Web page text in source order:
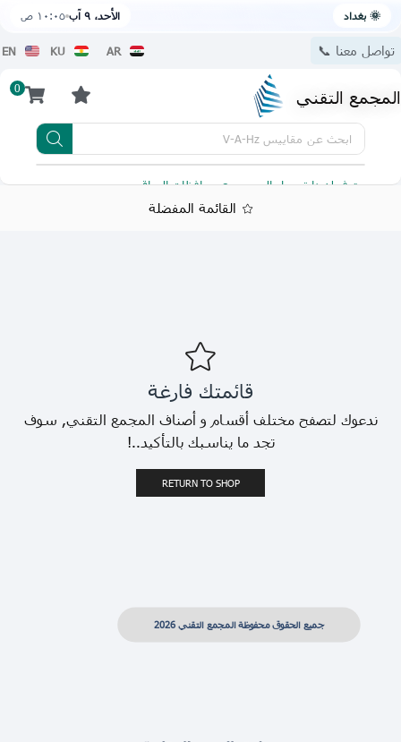
🌞 بغداد الأحد، ٩ آب ١٠:٠٥ ص
تواصل معنا 📞 AR
KU
EN
المجمع التقني 0
ابحث عن مقاييس V-A-Hz
يتوفر لدينا توصيل الى جميع محافظات العراق
القائمة المفضلة
قائمتك فارغة
ندعوك لتصفح مختلف أقسام و أصناف المجمع التقني, سوف
تجد ما يناسبك بالتأكيد..!
RETURN TO SHOP
جميع الحقوق محفوظة المجمع التقني 2026